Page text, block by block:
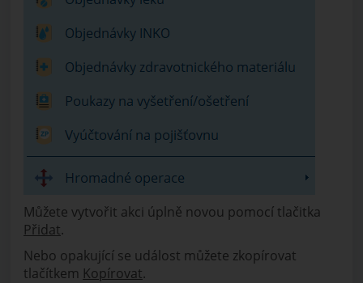
Můžete vytvořit akci úplně novou pomocí tlačitka
Přidat.
Nebo opakující se událost můžete zkopírovat
tlačítkem Kopírovat.